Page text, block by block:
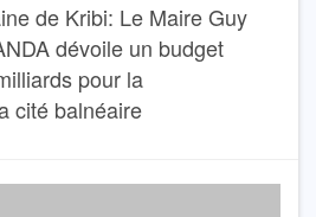
de Kribi: Le Maire Guy
dévoile un budget
pour la
cité balnéaire